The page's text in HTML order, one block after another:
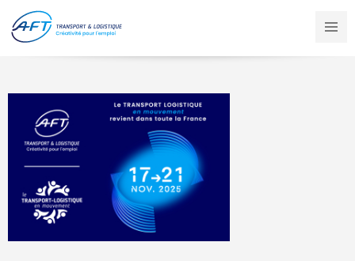
contenu
principal